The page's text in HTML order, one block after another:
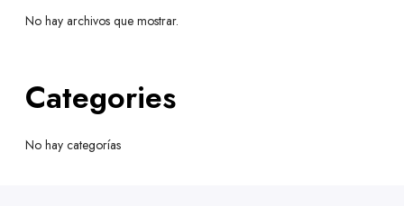
No hay archivos que mostrar.
Categories
No hay categorías